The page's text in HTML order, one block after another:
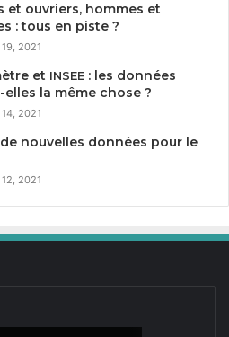
et ouvriers, hommes et
: tous en piste ?
2021
et INSEE : les données
la même chose ?
2021
nouvelles données pour le
2021